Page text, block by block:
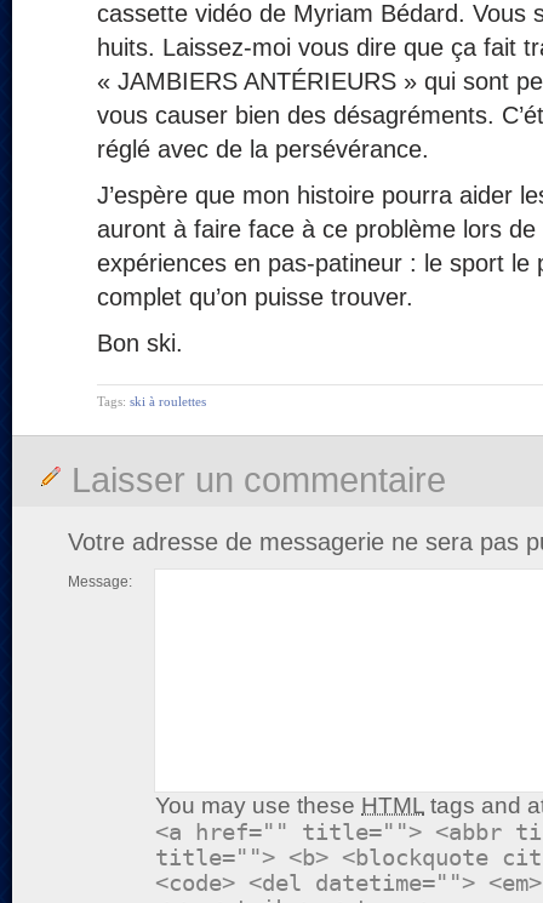
cassette vidéo de Myriam Bédard. Vous
huits. Laissez-moi vous dire que ça fait
« JAMBIERS ANTÉRIEURS » qui sont
vous causer bien des désagréments.
réglé avec de la persévérance.
J’espère que mon histoire pourra aider
auront à faire face à ce problème lors
expériences en pas-patineur : le sport le
complet qu’on puisse trouver.
Bon ski.
Tags: ski à roulettes
Laisser un commentaire
Votre adresse de messagerie ne sera pas
Message:
You may use these HTML tags and
<a href="" title=""> <abbr
title=""> <b> <blockquote
<code> <del datetime="">